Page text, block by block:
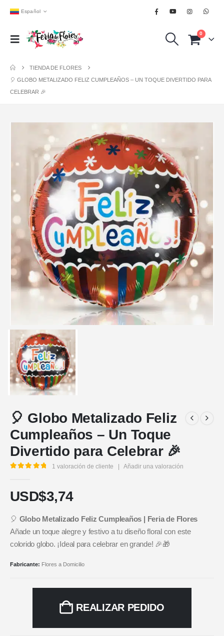
Español
0
TIENDA DE FLORES
🎈 GLOBO METALIZADO FELIZ CUMPLEAÑOS – UN TOQUE DIVERTIDO PARA
CELEBRAR 🎉
🎈 Globo Metalizado Feliz
Cumpleaños – Un Toque
Divertido para Celebrar 🎉
1 valoración de cliente Añadir una valoración
USD$3,74
🎈 Globo Metalizado Feliz Cumpleaños | Feria de Flores
Añade un toque alegre y festivo a tu diseño floral con este
colorido globo. ¡Ideal para celebrar en grande! 🎉🎁
Fabricante: Flores a Domicilio
REALIZAR PEDIDO